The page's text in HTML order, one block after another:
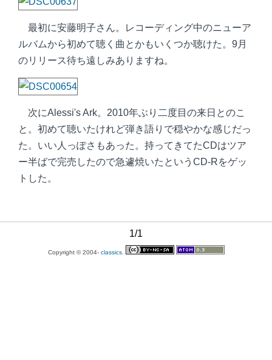
最初に安藤明子さん。レコーディング中のニューア
ルバムから初めて聴く曲とかもいくつか聴けた。9月
のリリース待ち遠しみありますね。
次にAlessi's Ark。2010年ぶり二度目の来日とのこ
と。初めて聴いたけれど弾き語りで穏やかな感じだっ
た。いい人っぽさもあった。持ってきてたCDはツア
ー半ばで完売したので急遽焼いたというCD-Rをゲッ
トした。
1/1
Copyright © 2004- classics.